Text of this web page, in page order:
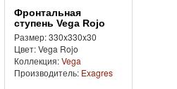
Фронтальная
ступень Vega Rojo
Размер: 330x330x30
Цвет: Vega Rojo
Коллекция:Vega
Производитель: Exagres